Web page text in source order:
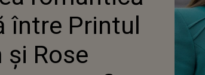
PRINTUL WILLIAM
ȘI ROSE HANBURY
CARE AR FI
MIDDLETON
între Printul
Rose